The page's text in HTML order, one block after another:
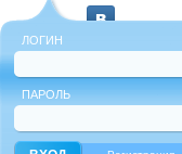
ЛОГИН
ПАРОЛЬ